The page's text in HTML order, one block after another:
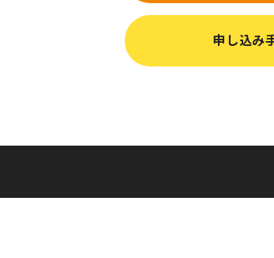
申し込み